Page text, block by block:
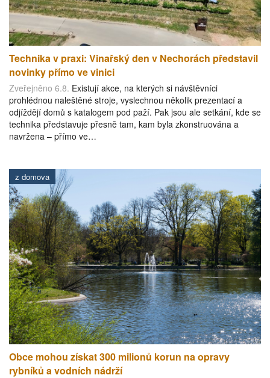
Technika v praxi: Vinařský den v Nechorách představil
novinky přímo ve vinici
Zveřejněno 6.8. Existují akce, na kterých si návštěvníci
prohlédnou naleštěné stroje, vyslechnou několik prezentací a
odjíždějí domů s katalogem pod paží. Pak jsou ale setkání, kde se
technika představuje přesně tam, kam byla zkonstruována a
navržena – přímo ve…
z domova
Obce mohou získat 300 milionů korun na opravy
rybníků a vodních nádrží